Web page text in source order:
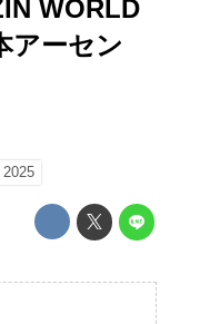
WORLD
アーセン